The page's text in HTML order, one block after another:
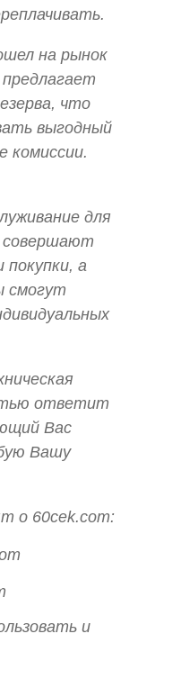
на рынок
предлагает
что
выгодный
комиссии.
для
совершают
а
смогут
ответит
Вас
Вашу
о 60cek.com:
и